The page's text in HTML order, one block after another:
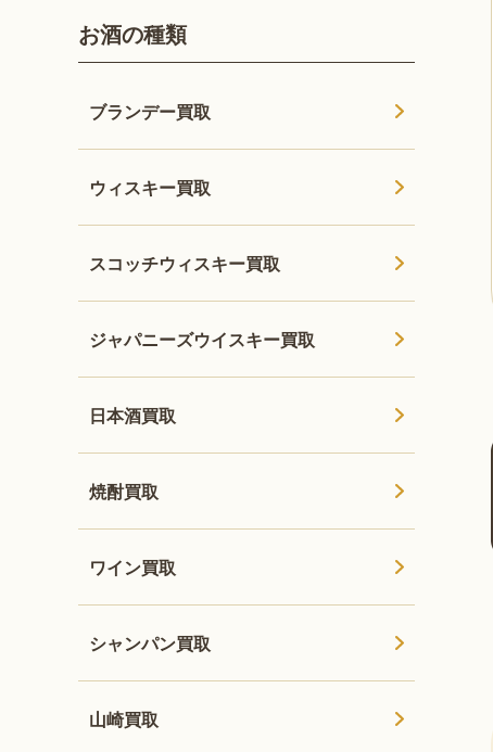
お酒の種類
ブランデー買取
ウィスキー買取
スコッチウィスキー買取
ジャパニーズウイスキー買取
日本酒買取
焼酎買取
ワイン買取
シャンパン買取
山崎買取